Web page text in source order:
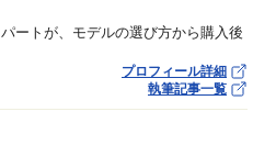
ートが、モデルの選び方から購入後
プロフィール詳細
執筆記事一覧